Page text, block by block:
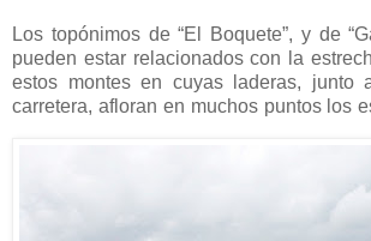
Los topónimos de “El Boquete”, y de
pueden estar relacionados con la
estos montes en cuyas laderas, junto
carretera, afloran en muchos puntos los